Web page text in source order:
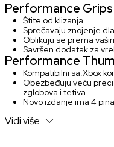
Performance Grips
Štite od klizanja
Sprečavaju znojenje
Oblikuju se prema
Savršen dodatak za
Performance
Kompatibilni sa:Xbox
Obezbeđuju veću
zglobova i tetiva
Novo izdanje ima 4
Vidi više